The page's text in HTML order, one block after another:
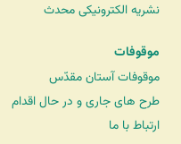
نشریه الکترونیکی محدث
موقوفات
موقوفات آستان مقدّس
طرح های جاری و در حال اقدام
ارتباط با ما